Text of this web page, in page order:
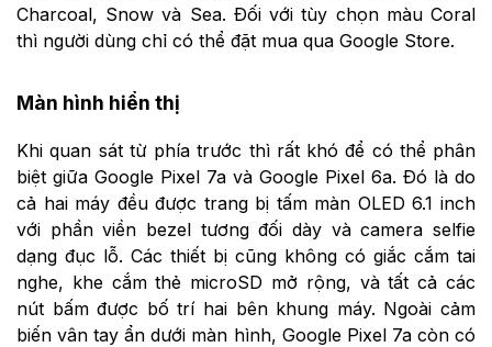
Charcoal, Snow và Sea. Đối với tùy chọn màu Coral
thì người dùng chỉ có thể đặt mua qua Google Store.
Màn hình hiển thị
Khi quan sát từ phía trước thì rất khó để có thể phân
biệt giữa Google Pixel 7a và Google Pixel 6a. Đó là do
cả hai máy đều được trang bị tấm màn OLED 6.1 inch
với phần viền bezel tương đối dày và camera selfie
dạng đục lỗ. Các thiết bị cũng không có giắc cắm tai
nghe, khe cắm thẻ microSD mở rộng, và tất cả các
nút bấm được bố trí hai bên khung máy. Ngoài cảm
biến vân tay ẩn dưới màn hình, Google Pixel 7a còn có